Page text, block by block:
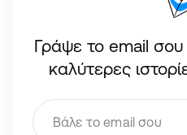
Γράψε το email σου
καλύτερες